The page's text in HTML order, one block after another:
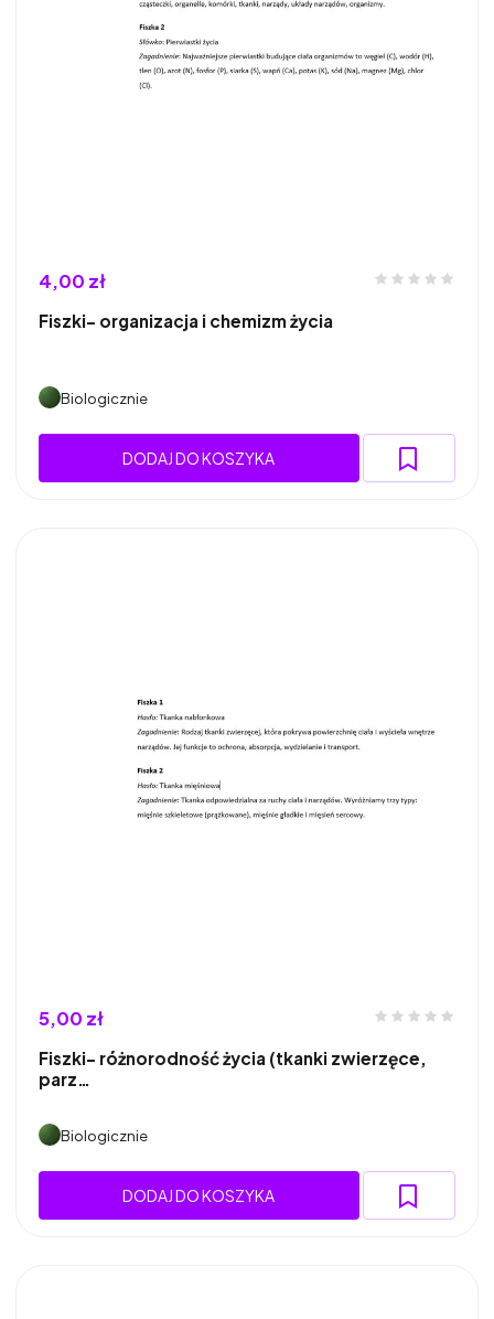
4,00 zł
Fiszki- organizacja i chemizm życia
Biologicznie
DODAJ DO KOSZYKA
5,00 zł
Fiszki- różnorodność życia (tkanki zwierzęce,
parz…
Biologicznie
DODAJ DO KOSZYKA